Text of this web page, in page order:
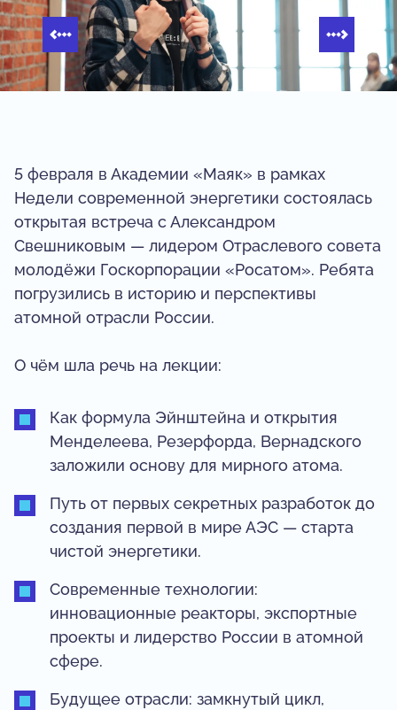
5 февраля в Академии «Маяк» в рамках
Недели современной энергетики состоялась
открытая встреча с Александром
Свешниковым — лидером Отраслевого совета
молодёжи Госкорпорации «Росатом». Ребята
погрузились в историю и перспективы
атомной отрасли России.
О чём шла речь на лекции:
Как формула Эйнштейна и открытия
Менделеева, Резерфорда, Вернадского
заложили основу для мирного атома.
Путь от первых секретных разработок до
создания первой в мире АЭС — старта
чистой энергетики.
Современные технологии:
инновационные реакторы, экспортные
проекты и лидерство России в атомной
сфере.
Будущее отрасли: замкнутый цикл,